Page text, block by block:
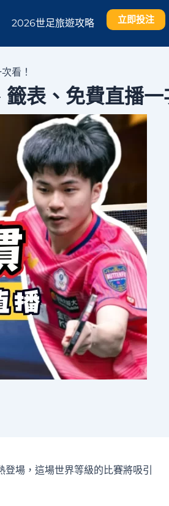
2026世足旅遊攻略 立即投注
看！
表、免費直播一
場，這場世界等級的比賽將吸引